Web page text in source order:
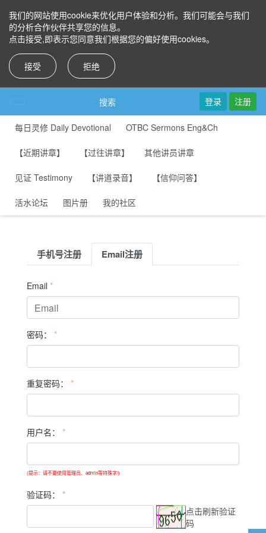
我们的网站使用cookie来优化用户体验和分析。我们可能会与我们
的分析合作伙伴共享您的信息。
点击接受,即表示您同意我们根据您的偏好使用cookies。
接受 拒绝
搜索 登录 注册
每日灵修 Daily Devotional OTBC Sermons Eng&Ch
【近期讲章】 【过往讲章】 其他讲员讲章
见证 Testimony 【讲道录音】 【信仰问答】
活水论坛 图片册 我的社区
手机号注册 Email注册
Email *
密码： *
重复密码： *
用户名： *
(提示：请不要使用管理员、admin等特殊字!)
验证码：
*
点击刷新验证
码